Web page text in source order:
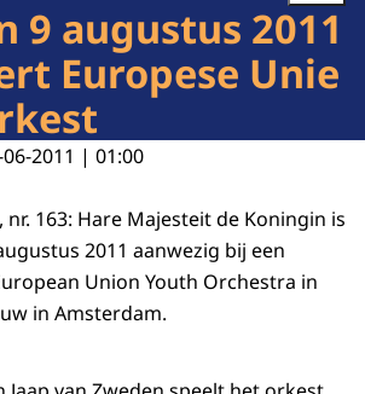
9 augustus 2011
Europese Unie
2011 | 01:00
nr. 163: Hare Majesteit de Koningin is
2011 aanwezig bij een
Union Youth Orchestra in
in Amsterdam.